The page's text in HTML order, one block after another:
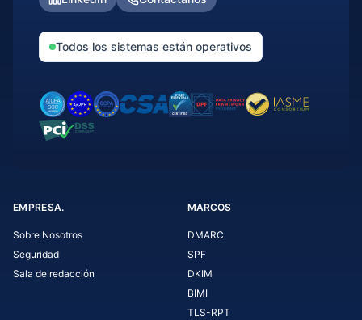
Todos los sistemas están operativos
EMPRESA.
Sobre Nosotros
Seguridad
Sala de redacción
MARCOS
DMARC
SPF
DKIM
BIMI
TLS-RPT